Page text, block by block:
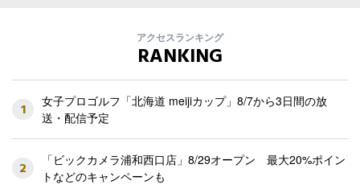
アクセスランキング
RANKING
1
女子プロゴルフ「北海道 meijiカップ」8/7から3日間の放
送・配信予定
2
「ビックカメラ浦和西口店」8/29オープン 最大20%ポイン
トなどのキャンペーンも